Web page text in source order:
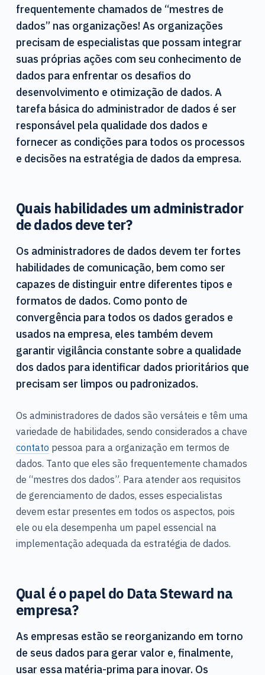
frequentemente chamados de “mestres de
dados” nas organizações! As organizações
precisam de especialistas que possam integrar
suas próprias ações com seu conhecimento de
dados para enfrentar os desafios do
desenvolvimento e otimização de dados. A
tarefa básica do administrador de dados é ser
responsável pela qualidade dos dados e
fornecer as condições para todos os processos
e decisões na estratégia de dados da empresa.
Quais habilidades um administrador
de dados deve ter?
Os administradores de dados devem ter fortes
habilidades de comunicação, bem como ser
capazes de distinguir entre diferentes tipos e
formatos de dados. Como ponto de
convergência para todos os dados gerados e
usados na empresa, eles também devem
garantir vigilância constante sobre a qualidade
dos dados para identificar dados prioritários que
precisam ser limpos ou padronizados.
Os administradores de dados são versáteis e têm uma
variedade de habilidades, sendo considerados a chave
contato pessoa para a organização em termos de
dados. Tanto que eles são frequentemente chamados
de “mestres dos dados”. Para atender aos requisitos
de gerenciamento de dados, esses especialistas
devem estar presentes em todos os aspectos, pois
ele ou ela desempenha um papel essencial na
implementação adequada da estratégia de dados.
Qual é o papel do Data Steward na
empresa?
As empresas estão se reorganizando em torno
de seus dados para gerar valor e, finalmente,
usar essa matéria-prima para inovar. Os